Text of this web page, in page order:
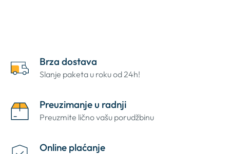
Brza dostava
Slanje paketa u roku od 24h!
Preuzimanje u radnji
Preuzmite lično vašu porudžbinu
Online plaćanje